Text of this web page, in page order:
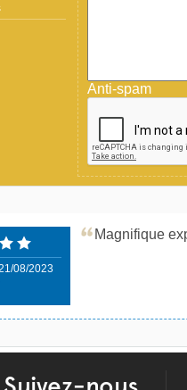
Anti-spam
08/2023
Magnifique